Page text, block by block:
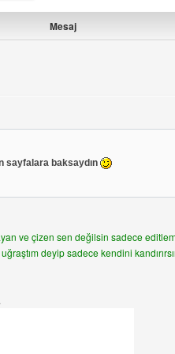
Mesaj
sayfalara baksaydın
ve çizen sen değilsin sadece
deyip sadece kendini